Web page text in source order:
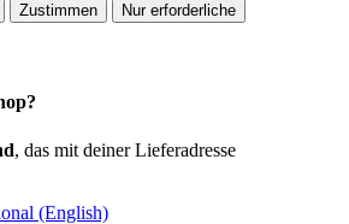
Zustimmen Nur erforderliche
, das mit deiner Lieferadresse
(English)